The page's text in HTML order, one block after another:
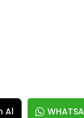
Al